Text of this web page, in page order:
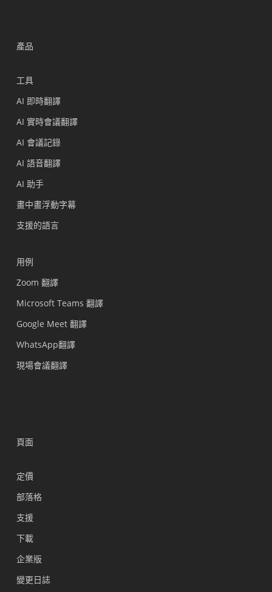
產品
工具
AI 即時翻譯
AI 實時會議翻譯
AI 會議記錄
AI 語音翻譯
AI 助手
畫中畫浮動字幕
支援的語言
用例
Zoom 翻譯
Microsoft Teams 翻譯
Google Meet 翻譯
WhatsApp翻譯
現場會議翻譯
頁面
定價
部落格
支援
下載
企業版
變更日誌